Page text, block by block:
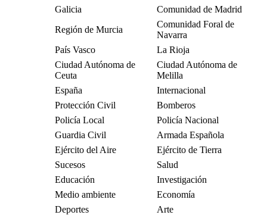
Galicia
Comunidad de Madrid
Región de Murcia
Comunidad Foral de
Navarra
País Vasco
La Rioja
Ciudad Autónoma de
Ceuta
Ciudad Autónoma de
Melilla
España
Internacional
Protección Civil
Bomberos
Policía Local
Policía Nacional
Guardia Civil
Armada Española
Ejército del Aire
Ejército de Tierra
Sucesos
Salud
Educación
Investigación
Medio ambiente
Economía
Deportes
Arte